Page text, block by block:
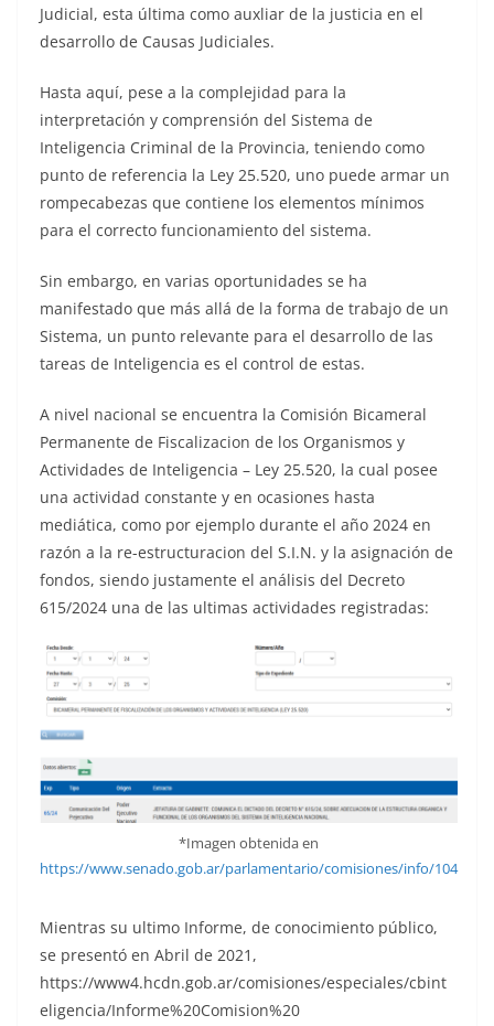
Judicial, esta última como auxliar de la justicia en el
desarrollo de Causas Judiciales.
Hasta aquí, pese a la complejidad para la
interpretación y comprensión del Sistema de
Inteligencia Criminal de la Provincia, teniendo como
punto de referencia la Ley 25.520, uno puede armar un
rompecabezas que contiene los elementos mínimos
para el correcto funcionamiento del sistema.
Sin embargo, en varias oportunidades se ha
manifestado que más allá de la forma de trabajo de un
Sistema, un punto relevante para el desarrollo de las
tareas de Inteligencia es el control de estas.
A nivel nacional se encuentra la Comisión Bicameral
Permanente de Fiscalizacion de los Organismos y
Actividades de Inteligencia – Ley 25.520, la cual posee
una actividad constante y en ocasiones hasta
mediática, como por ejemplo durante el año 2024 en
razón a la re-estructuracion del S.I.N. y la asignación de
fondos, siendo justamente el análisis del Decreto
615/2024 una de las ultimas actividades registradas:
*Imagen obtenida en
https://www.senado.gob.ar/parlamentario/comisiones/info/104
Mientras su ultimo Informe, de conocimiento público,
se presentó en Abril de 2021,
https://www4.hcdn.gob.ar/comisiones/especiales/cbint
eligencia/Informe%20Comision%20